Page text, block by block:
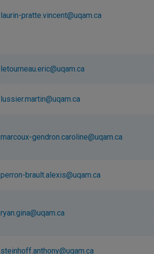
laurin-pratte.vincent@uqam.ca
letourneau.eric@uqam.ca
lussier.martin@uqam.ca
marcoux-gendron.caroline@uqam.ca
perron-brault.alexis@uqam.ca
ryan.gina@uqam.ca
steinhoff.anthony@uqam.ca